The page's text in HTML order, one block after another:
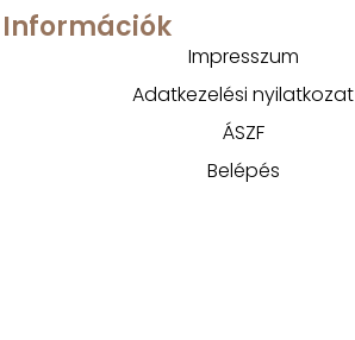
Információk
Impresszum
Adatkezelési nyilatkozat
ÁSZF
Belépés